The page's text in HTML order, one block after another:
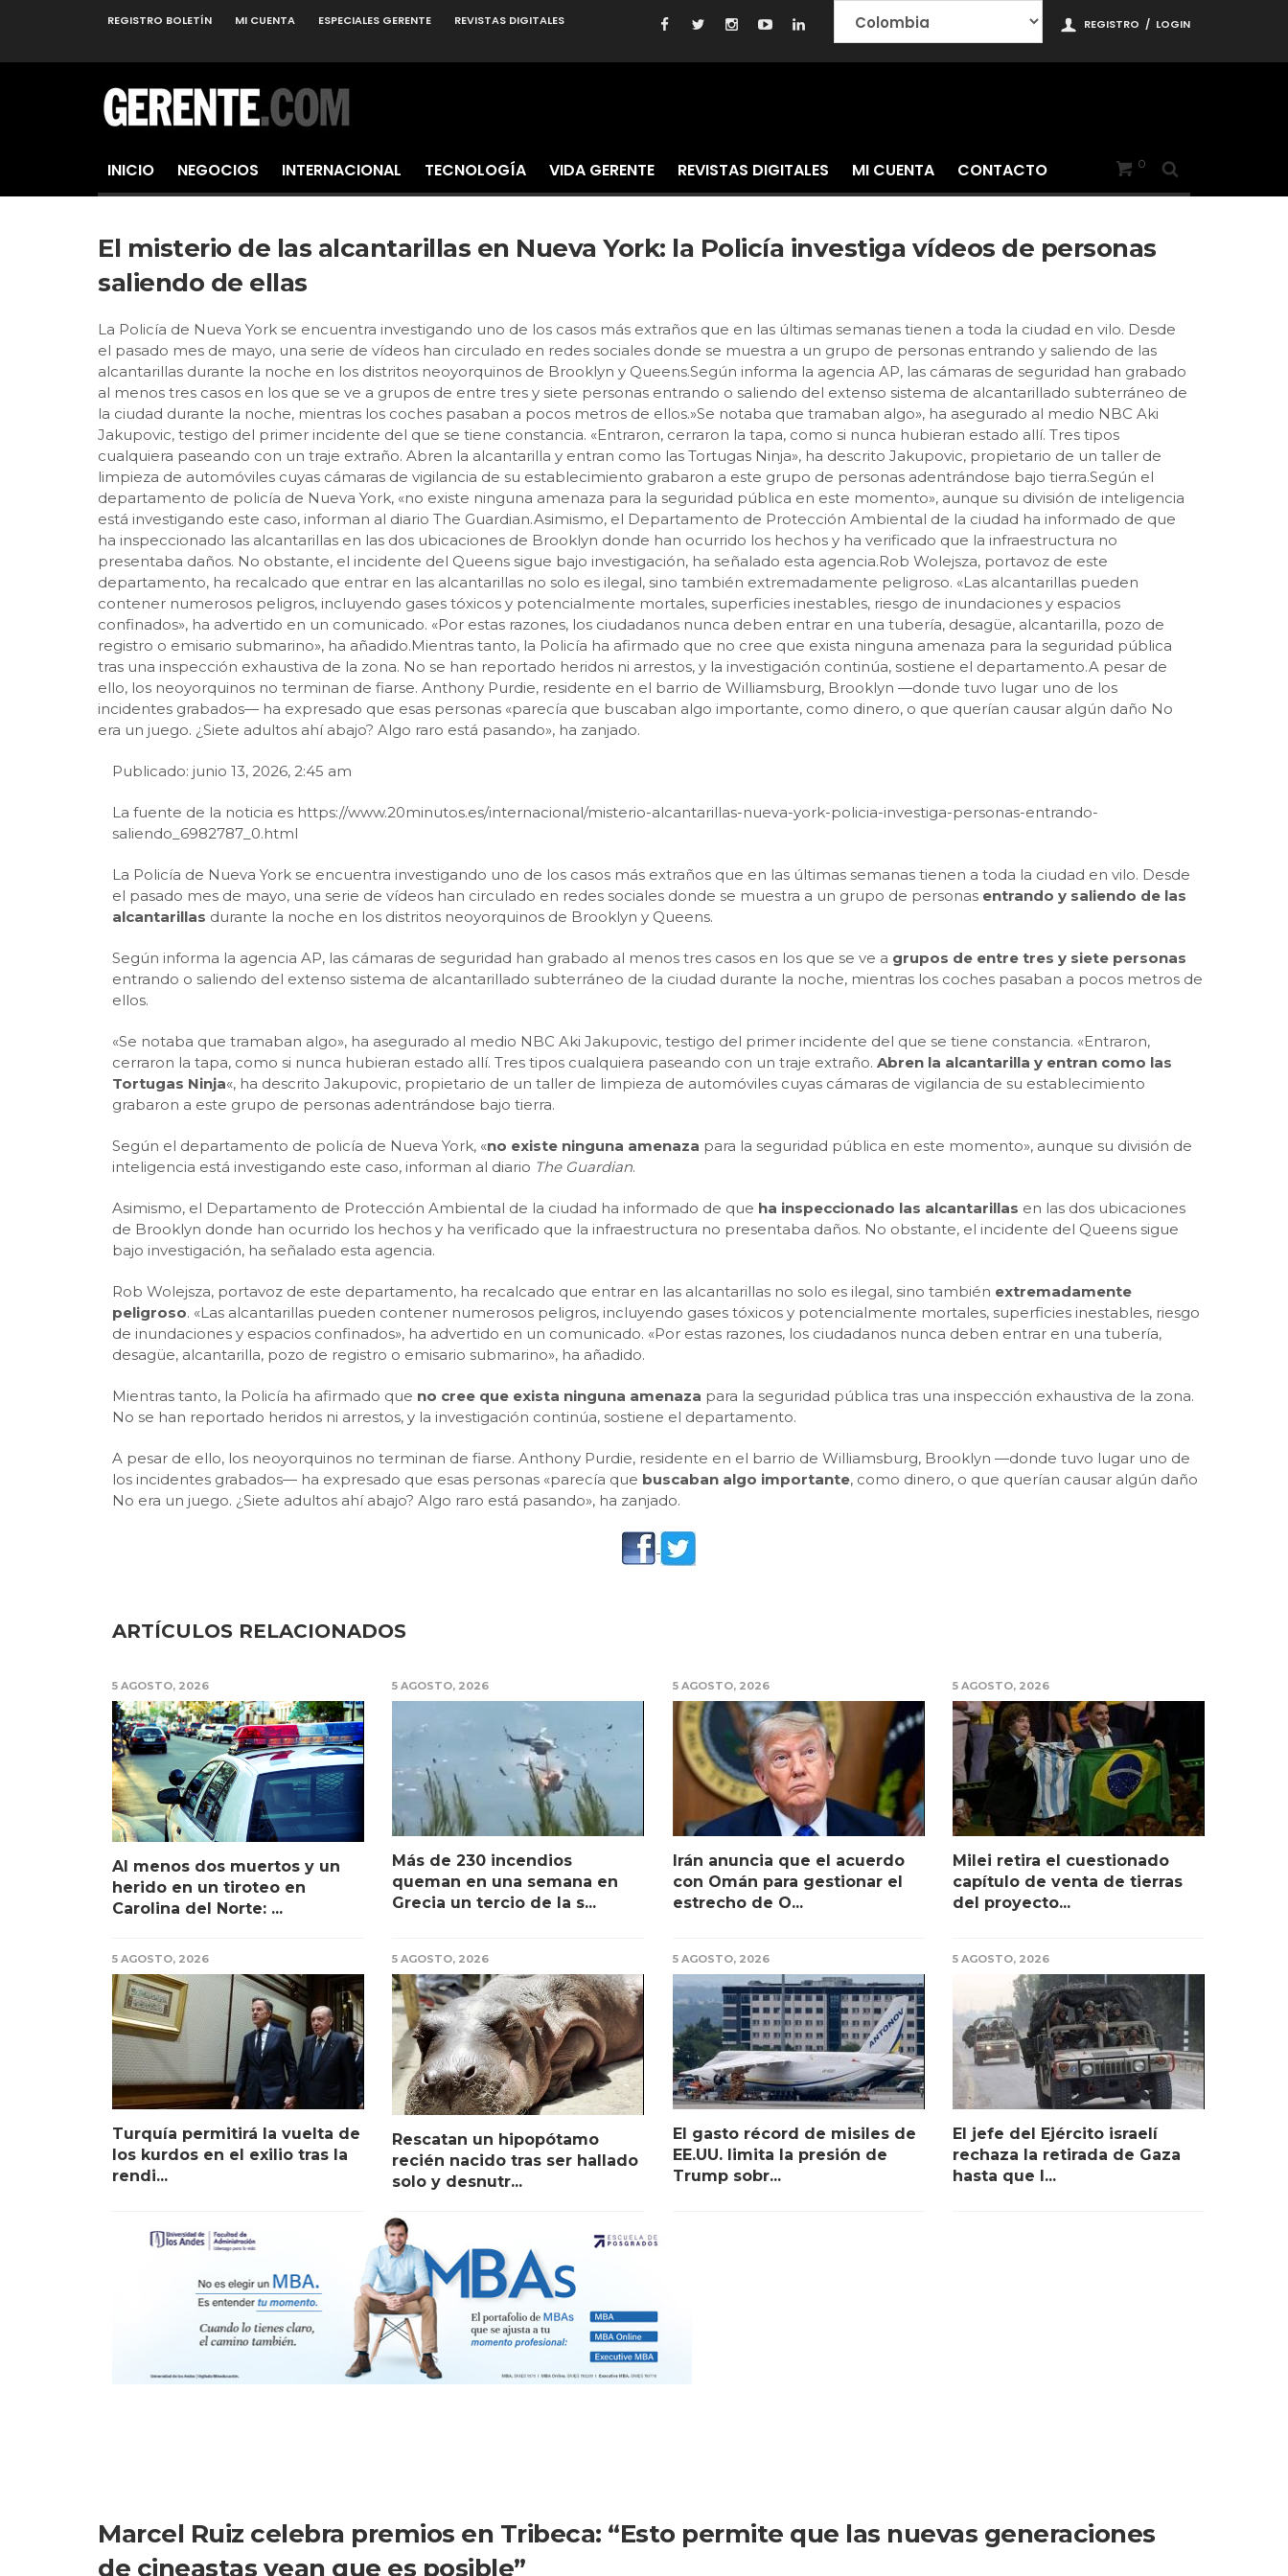
REGISTRO / LOGIN
REGISTRO BOLETÍN MI CUENTA ESPECIALES GERENTE REVISTAS DIGITALES
0
INICIO NEGOCIOS INTERNACIONAL TECNOLOGÍA VIDA GERENTE REVISTAS DIGITALES MI CUENTA CONTACTO
El misterio de las alcantarillas en Nueva York: la Policía investiga vídeos de personas
saliendo de ellas
La Policía de Nueva York se encuentra investigando uno de los casos más extraños que en las últimas semanas tienen a toda la ciudad en vilo. Desde
el pasado mes de mayo, una serie de vídeos han circulado en redes sociales donde se muestra a un grupo de personas entrando y saliendo de las
alcantarillas durante la noche en los distritos neoyorquinos de Brooklyn y Queens.Según informa la agencia AP, las cámaras de seguridad han grabado
al menos tres casos en los que se ve a grupos de entre tres y siete personas entrando o saliendo del extenso sistema de alcantarillado subterráneo de
la ciudad durante la noche, mientras los coches pasaban a pocos metros de ellos.»Se notaba que tramaban algo», ha asegurado al medio NBC Aki
Jakupovic, testigo del primer incidente del que se tiene constancia. «Entraron, cerraron la tapa, como si nunca hubieran estado allí. Tres tipos
cualquiera paseando con un traje extraño. Abren la alcantarilla y entran como las Tortugas Ninja», ha descrito Jakupovic, propietario de un taller de
limpieza de automóviles cuyas cámaras de vigilancia de su establecimiento grabaron a este grupo de personas adentrándose bajo tierra.Según el
departamento de policía de Nueva York, «no existe ninguna amenaza para la seguridad pública en este momento», aunque su división de inteligencia
está investigando este caso, informan al diario The Guardian.Asimismo, el Departamento de Protección Ambiental de la ciudad ha informado de que
ha inspeccionado las alcantarillas en las dos ubicaciones de Brooklyn donde han ocurrido los hechos y ha verificado que la infraestructura no
presentaba daños. No obstante, el incidente del Queens sigue bajo investigación, ha señalado esta agencia.Rob Wolejsza, portavoz de este
departamento, ha recalcado que entrar en las alcantarillas no solo es ilegal, sino también extremadamente peligroso. «Las alcantarillas pueden
contener numerosos peligros, incluyendo gases tóxicos y potencialmente mortales, superficies inestables, riesgo de inundaciones y espacios
confinados», ha advertido en un comunicado. «Por estas razones, los ciudadanos nunca deben entrar en una tubería, desagüe, alcantarilla, pozo de
registro o emisario submarino», ha añadido.Mientras tanto, la Policía ha afirmado que no cree que exista ninguna amenaza para la seguridad pública
tras una inspección exhaustiva de la zona. No se han reportado heridos ni arrestos, y la investigación continúa, sostiene el departamento.A pesar de
ello, los neoyorquinos no terminan de fiarse. Anthony Purdie, residente en el barrio de Williamsburg, Brooklyn —donde tuvo lugar uno de los
incidentes grabados— ha expresado que esas personas «parecía que buscaban algo importante, como dinero, o que querían causar algún daño No
era un juego. ¿Siete adultos ahí abajo? Algo raro está pasando», ha zanjado.
Publicado: junio 13, 2026, 2:45 am
La fuente de la noticia es https://www.20minutos.es/internacional/misterio-alcantarillas-nueva-york-policia-investiga-personas-entrando-
saliendo_6982787_0.html
La Policía de Nueva York se encuentra investigando uno de los casos más extraños que en las últimas semanas tienen a toda la ciudad en vilo. Desde
el pasado mes de mayo, una serie de vídeos han circulado en redes sociales donde se muestra a un grupo de personas entrando y saliendo de las
alcantarillas durante la noche en los distritos neoyorquinos de Brooklyn y Queens.
Según informa la agencia AP, las cámaras de seguridad han grabado al menos tres casos en los que se ve a grupos de entre tres y siete personas
entrando o saliendo del extenso sistema de alcantarillado subterráneo de la ciudad durante la noche, mientras los coches pasaban a pocos metros de
ellos.
«Se notaba que tramaban algo», ha asegurado al medio NBC Aki Jakupovic, testigo del primer incidente del que se tiene constancia. «Entraron,
cerraron la tapa, como si nunca hubieran estado allí. Tres tipos cualquiera paseando con un traje extraño. Abren la alcantarilla y entran como las
Tortugas Ninja«, ha descrito Jakupovic, propietario de un taller de limpieza de automóviles cuyas cámaras de vigilancia de su establecimiento
grabaron a este grupo de personas adentrándose bajo tierra.
Según el departamento de policía de Nueva York, «no existe ninguna amenaza para la seguridad pública en este momento», aunque su división de
inteligencia está investigando este caso, informan al diario The Guardian.
Asimismo, el Departamento de Protección Ambiental de la ciudad ha informado de que ha inspeccionado las alcantarillas en las dos ubicaciones
de Brooklyn donde han ocurrido los hechos y ha verificado que la infraestructura no presentaba daños. No obstante, el incidente del Queens sigue
bajo investigación, ha señalado esta agencia.
Rob Wolejsza, portavoz de este departamento, ha recalcado que entrar en las alcantarillas no solo es ilegal, sino también extremadamente
peligroso. «Las alcantarillas pueden contener numerosos peligros, incluyendo gases tóxicos y potencialmente mortales, superficies inestables, riesgo
de inundaciones y espacios confinados», ha advertido en un comunicado. «Por estas razones, los ciudadanos nunca deben entrar en una tubería,
desagüe, alcantarilla, pozo de registro o emisario submarino», ha añadido.
Mientras tanto, la Policía ha afirmado que no cree que exista ninguna amenaza para la seguridad pública tras una inspección exhaustiva de la zona.
No se han reportado heridos ni arrestos, y la investigación continúa, sostiene el departamento.
A pesar de ello, los neoyorquinos no terminan de fiarse. Anthony Purdie, residente en el barrio de Williamsburg, Brooklyn —donde tuvo lugar uno de
los incidentes grabados— ha expresado que esas personas «parecía que buscaban algo importante, como dinero, o que querían causar algún daño
No era un juego. ¿Siete adultos ahí abajo? Algo raro está pasando», ha zanjado.
ARTÍCULOS RELACIONADOS
5 AGOSTO, 2026
Al menos dos muertos y un
herido en un tiroteo en
Carolina del Norte: ...
5 AGOSTO, 2026
Más de 230 incendios
queman en una semana en
Grecia un tercio de la s...
5 AGOSTO, 2026
Irán anuncia que el acuerdo
con Omán para gestionar el
estrecho de O...
5 AGOSTO, 2026
Milei retira el cuestionado
capítulo de venta de tierras
del proyecto...
5 AGOSTO, 2026
Turquía permitirá la vuelta de
los kurdos en el exilio tras la
rendi...
5 AGOSTO, 2026
Rescatan un hipopótamo
recién nacido tras ser hallado
solo y desnutr...
5 AGOSTO, 2026
El gasto récord de misiles de
EE.UU. limita la presión de
Trump sobr...
5 AGOSTO, 2026
El jefe del Ejército israelí
rechaza la retirada de Gaza
hasta que l...
Marcel Ruiz celebra premios en Tribeca: “Esto permite que las nuevas generaciones
de cineastas vean que es posible”